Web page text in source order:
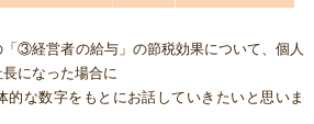
③経営者の給与」の節税効果について、個人
になった場合に
的な数字をもとにお話していきたいと思いま